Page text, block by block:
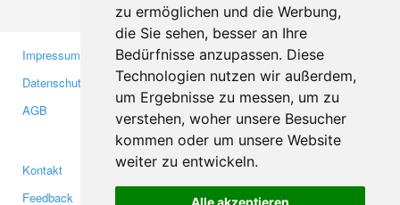
zu ermöglichen und die Werbung,
die Sie sehen, besser an Ihre
Bedürfnisse anzupassen. Diese
Technologien nutzen wir außerdem,
um Ergebnisse zu messen, um zu
verstehen, woher unsere Besucher
kommen oder um unsere Website
weiter zu entwickeln.
Alle akzeptieren
Impressum
Datenschutzerklärung
AGB
Gewerbetreibende
Investoren
Medien
Kontakt
Feedback
Facebook
Twitter